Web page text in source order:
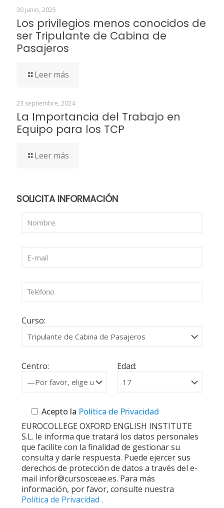
30 junio, 2025
Los privilegios menos conocidos de
ser Tripulante de Cabina de
Pasajeros
Leer más
23 septiembre, 2024
La Importancia del Trabajo en
Equipo para los TCP
Leer más
SOLICITA INFORMACIÓN
Curso:
Centro: Edad:
Acepto la Política de Privacidad
EUROCOLLEGE OXFORD ENGLISH INSTITUTE
S.L. le informa que tratará los datos personales
que facilite con la finalidad de gestionar su
consulta y darle respuesta. Puede ejercer sus
derechos de protección de datos a través del e-
mail infor@cursosceae.es. Para más
información, por favor, consulte nuestra
Política de Privacidad .